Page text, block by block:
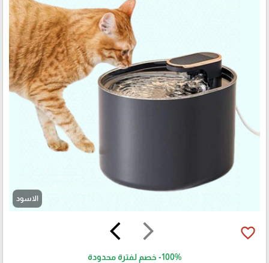
الاسود
arrow_forward_ios
arrow_back_ios favorite_border
-100% خصم لفترة محدودة